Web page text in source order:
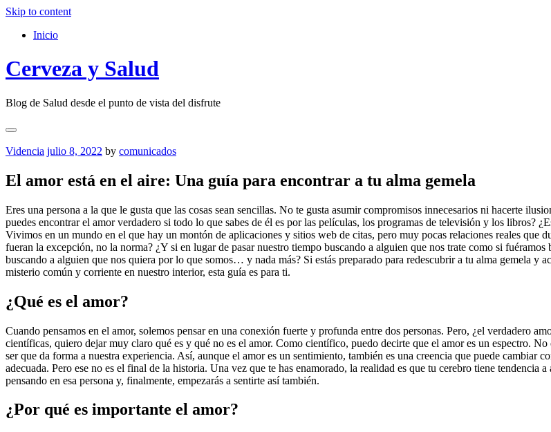
Skip to content
Inicio
Cerveza y Salud
Blog de Salud desde el punto de vista del disfrute
Videncia julio 8, 2022 by comunicados
El amor está en el aire: Una guía para encontrar a tu alma gemela
Eres una persona a la que le gusta que las cosas sean sencillas. No te gusta asumir compromisos innecesarios ni hacerte
puedes encontrar el amor verdadero si todo lo que sabes de él es por las películas, los programas de televisión y los libros?
Vivimos en un mundo en el que hay un montón de aplicaciones y sitios web de citas, pero muy pocas relaciones reales que
fueran la excepción, no la norma? ¿Y si en lugar de pasar nuestro tiempo buscando a alguien que nos trate como si
buscando a alguien que nos quiera por lo que somos… y nada más? Si estás preparado para redescubrir a tu alma gemela y
misterio común y corriente en nuestro interior, esta guía es para ti.
¿Qué es el amor?
Cuando pensamos en el amor, solemos pensar en una conexión fuerte y profunda entre dos personas. Pero, ¿el verdadero
científicas, quiero dejar muy claro qué es y qué no es el amor. Como científico, puedo decirte que el amor es un espectro.
ser que da forma a nuestra experiencia. Así, aunque el amor es un sentimiento, también es una creencia que puede cambiar
adecuada. Pero ese no es el final de la historia. Una vez que te has enamorado, la realidad es que tu cerebro tiene tendencia
pensando en esa persona y, finalmente, empezarás a sentirte así también.
¿Por qué es importante el amor?